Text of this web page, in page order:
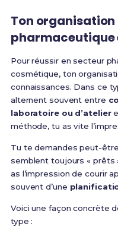
Ton
pharmaceutique
Pour réussir en secteur
cosmétique, ton
connaissances. Dans ce
alternent souvent entre
laboratoire ou d’atelier
méthode, tu as vite
Tu te demandes peut-
semblent toujours « prêts
as l’impression de courir
souvent d’une
Voici une façon concrète
type :